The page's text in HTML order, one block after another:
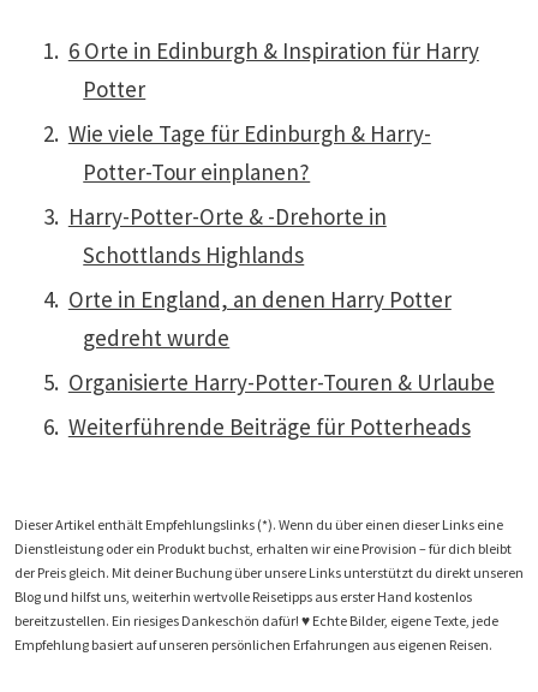
6 Orte in Edinburgh & Inspiration für Harry
Potter
Wie viele Tage für Edinburgh & Harry-
Potter-Tour einplanen?
Harry-Potter-Orte & -Drehorte in
Schottlands Highlands
Orte in England, an denen Harry Potter
gedreht wurde
Organisierte Harry-Potter-Touren & Urlaube
Weiterführende Beiträge für Potterheads
Dieser Artikel enthält Empfehlungslinks (*). Wenn du über einen dieser Links eine
Dienstleistung oder ein Produkt buchst, erhalten wir eine Provision – für dich bleibt
der Preis gleich. Mit deiner Buchung über unsere Links unterstützt du direkt unseren
Blog und hilfst uns, weiterhin wertvolle Reisetipps aus erster Hand kostenlos
bereitzustellen. Ein riesiges Dankeschön dafür! ♥️ Echte Bilder, eigene Texte, jede
Empfehlung basiert auf unseren persönlichen Erfahrungen aus eigenen Reisen.